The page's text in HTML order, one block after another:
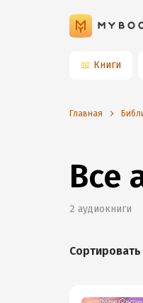
📖 Книги
Главная
Все
2 аудиокниги
Сортировать